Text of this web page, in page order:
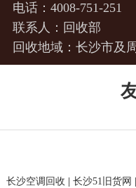
电话： 4008-751-251
联系人：回收部
回收地域：长沙市及
长沙空调回收 长沙51旧货网